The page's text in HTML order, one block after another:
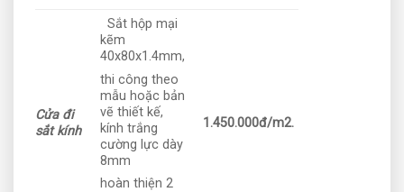
Cửa đi
sắt kính
Sắt hộp mại
kẽm
40x80x1.4mm,
thi công theo
mẫu hoặc bản
vẽ thiết kế,
kính trắng
cường lực dày
8mm
hoàn thiện 2
1.450.000đ/m2.